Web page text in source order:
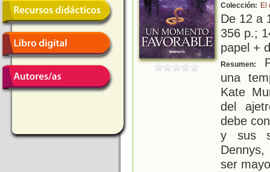
Colección: El
De 12 a
356 p.;
papel +
Resumen:
una
Kate
del
debe
y sus
ser